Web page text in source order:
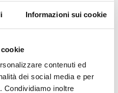
Informazioni sui cookie
contenuti ed
dei social media e per
Condividiamo inoltre